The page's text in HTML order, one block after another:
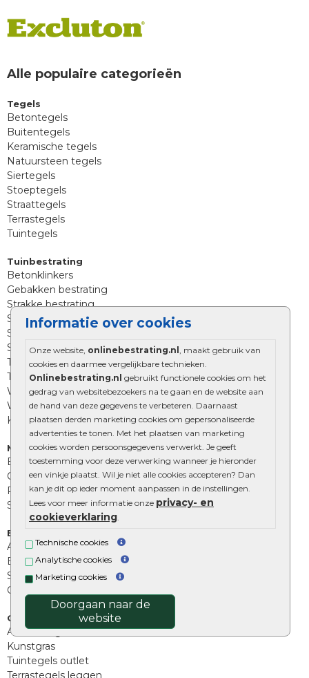
Informatie over cookies
Onze website, onlinebestrating.nl
, maakt gebruik van
cookies en daarmee vergelijkbare technieken.
Onlinebestrating.nl gebruikt functionele cookies om het
gedrag van websitebezoekers na te gaan en de website aan
de hand van deze gegevens te verbeteren. Daarnaast
plaatsen derden marketing cookies om gepersonaliseerde
advertenties te tonen. Met het plaatsen van marketing
cookies worden persoonsgegevens verwerkt. Je geeft
toestemming voor deze verwerking wanneer je hieronder
een vinkje plaatst. Wil je niet alle cookies accepteren? Dan
kan je dit op ieder moment aanpassen in de instellingen.
Lees voor meer informatie onze privacy- en
cookieverklaring
Technische cookies
Analytische cookies
Marketing cookies
Doorgaan naar de
website
Alle populaire categorieën
Tegels
Betontegels
Buitentegels
Keramische tegels
Natuursteen tegels
Siertegels
Stoeptegels
Straattegels
Terrastegels
Tuintegels
Tuinbestrating
Betonklinkers
Gebakken bestrating
Strakke bestrating
Sierbestrating
Straatklinkers
Straatstenen
Trommelstenen
Tuinstenen
Waalformaat
Wildverband bestrating
Kingstones
Muurelementen
Betonbielzen
Opsluitbanden
Palissades
Stapelblokken
Extra benodigdheden
Afwatering en diversen
Beplantings en betonelementen
Split, grind en zand
Oprit tegels
Overig
Aanbiedingen
Kunstgras
Tuintegels outlet
Terrastegels leggen